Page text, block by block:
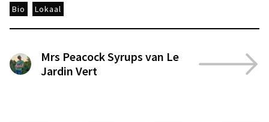
Bio Lokaal
Mrs Peacock Syrups van Le
Jardin Vert